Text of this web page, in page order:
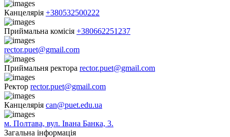
Канцелярія +380532500222
Приймальна комісія +380662251237
rector.puet@gmail.com
Приймальня ректора rector.puet@gmail.com
Ректор rector.puet@gmail.com
Канцелярія can@puet.edu.ua
м. Полтава, вул. Івана Банка, 3.
Загальна інформація